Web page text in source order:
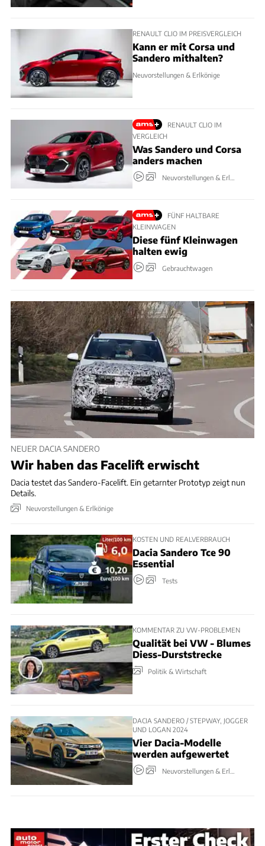
RENAULT CLIO IM PREISVERGLEICH
Kann er mit Corsa und
Sandero mithalten?
Neuvorstellungen & Erlkönige
RENAULT CLIO IM
VERGLEICH
Was Sandero und Corsa
anders machen
Neuvorstellungen & Erlkönige
FÜNF HALTBARE
KLEINWAGEN
Diese fünf Kleinwagen
halten ewig
Gebrauchtwagen
NEUER DACIA SANDERO
Wir haben das Facelift erwischt
Dacia testet das Sandero-Facelift. Ein getarnter Prototyp zeigt nun
Details.
Neuvorstellungen & Erlkönige
KOSTEN UND REALVERBRAUCH
Dacia Sandero Tce 90
Essential
Tests
KOMMENTAR ZU VW-PROBLEMEN
Qualität bei VW - Blumes
Diess-Durststrecke
Politik & Wirtschaft
DACIA SANDERO / STEPWAY, JOGGER
UND LOGAN 2024
Vier Dacia-Modelle
werden aufgewertet
Neuvorstellungen & Erlkönige